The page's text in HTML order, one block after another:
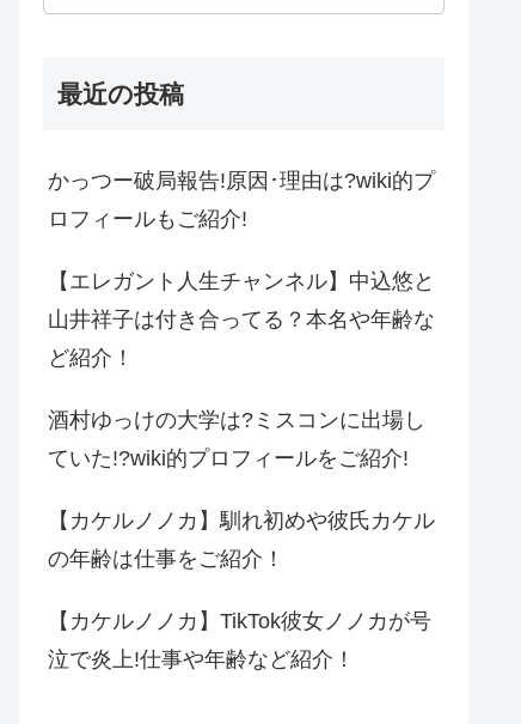
最近の投稿
かっつー破局報告!原因･理由は?wiki的プ
ロフィールもご紹介!
【エレガント人生チャンネル】中込悠と
山井祥子は付き合ってる？本名や年齢な
ど紹介！
酒村ゆっけの大学は?ミスコンに出場し
ていた!?wiki的プロフィールをご紹介!
【カケルノノカ】馴れ初めや彼氏カケル
の年齢は仕事をご紹介！
【カケルノノカ】TikTok彼女ノノカが号
泣で炎上!仕事や年齢など紹介！